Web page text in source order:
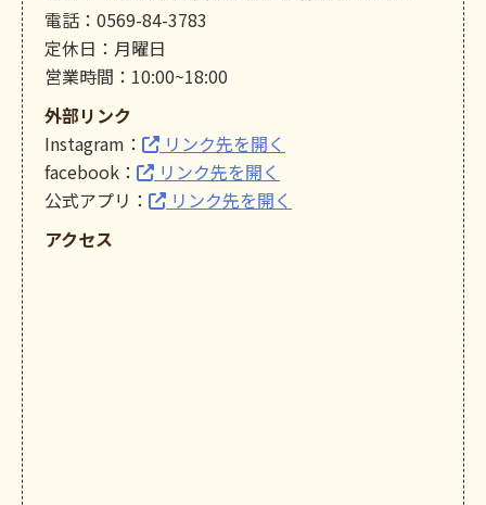
電話：0569-84-3783
定休日：月曜日
営業時間：10:00~18:00
外部リンク
Instagram：
リンク先を開く
facebook：
リンク先を開く
公式アプリ：
リンク先を開く
アクセス